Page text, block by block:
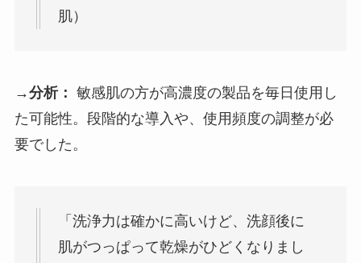
肌）
→分析： 敏感肌の方が高濃度の製品を毎日使用し
た可能性。段階的な導入や、使用頻度の調整が必
要でした。
「洗浄力は確かに高いけど、洗顔後に
肌がつっぱって乾燥がひどくなりまし